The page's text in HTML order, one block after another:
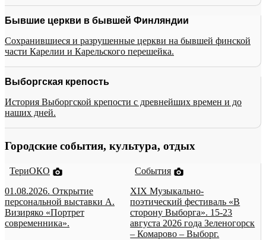
Бывшие церкви в бывшей Финляндии
Сохранившиеся и разрушенные церкви на бывшей финской
части Карелии и Карельского перешейка.
Выборгская крепость
История Выборгской крепости с древнейших времен и до
наших дней.
Городские события, культура, отдых
ТериОКО
01.08.2026. Открытие
персональной выставки А.
Визиряко «Портрет
современника».
События
XIX Музыкально-
поэтический фестиваль «В
сторону Выборга». 15-23
августа 2026 года Зеленогорск
– Комарово – Выборг.